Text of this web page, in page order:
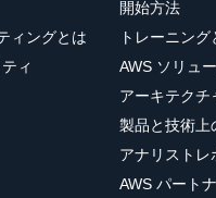
ィングとは
ィ
開始方法
トレーニング
AWS ソリュ
アーキテクチ
製品と技術上
アナリストレ
AWS パート